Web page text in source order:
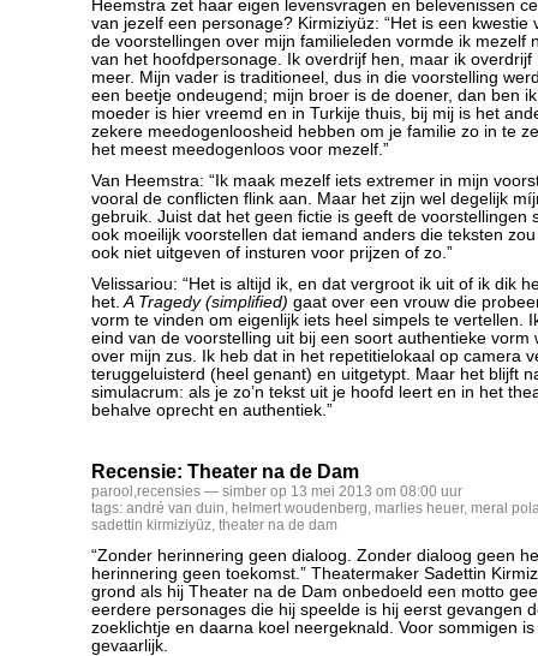
Heemstra zet haar eigen levensvragen en belevenissen
van jezelf een personage? Kirmiziyüz: “Het is een kwestie
de voorstellingen over mijn familieleden vormde ik mezelf
van het hoofdpersonage. Ik overdrijf hen, maar ik overdrijf
meer. Mijn vader is traditioneel, dus in die voorstelling
een beetje ondeugend; mijn broer is de doener, dan ben
moeder is hier vreemd en in Turkije thuis, bij mij is het
zekere meedogenloosheid hebben om je familie zo in te
het meest meedogenloos voor mezelf.”
Van Heemstra: “Ik maak mezelf iets extremer in mijn
vooral de conflicten flink aan. Maar het zijn wel degelijk
gebruik. Juist dat het geen fictie is geeft de voorstellingen
ook moeilijk voorstellen dat iemand anders die teksten
ook niet uitgeven of insturen voor prijzen of zo.”
Velissariou: “Het is altijd ik, en dat vergroot ik uit of ik dik
het. A Tragedy (simplified) gaat over een vrouw die
vorm te vinden om eigenlijk iets heel simpels te vertellen.
eind van de voorstelling uit bij een soort authentieke vorm
over mijn zus. Ik heb dat in het repetitielokaal op camera
teruggeluisterd (heel genant) en uitgetypt. Maar het blijft
simulacrum: als je zo’n tekst uit je hoofd leert en in het
behalve oprecht en authentiek.”
Recensie: Theater na de Dam
parool ,recensies — simber op 13 mei 2013 om 08:00 uur
tags: andré van duin, helmert woudenberg, marlies heuer, meral
sadettin kirmiziyüz, theater na de dam
“Zonder herinnering geen dialoog. Zonder dialoog geen
herinnering geen toekomst.” Theatermaker Sadettin
grond als hij Theater na de Dam onbedoeld een motto
eerdere personages die hij speelde is hij eerst gevangen
zoeklichtje en daarna koel neergeknald. Voor sommigen
gevaarlijk.